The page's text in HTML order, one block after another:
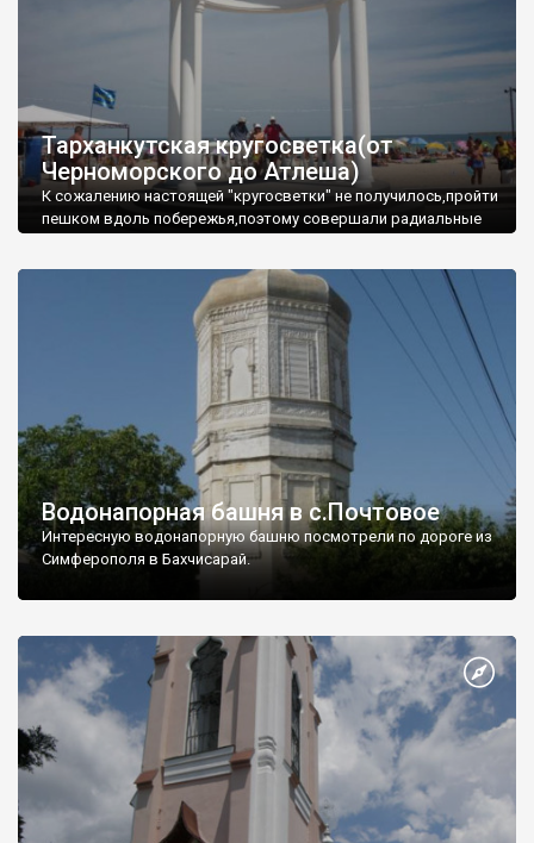
Тарханкутская кругосветка(от
Черноморского до Атлеша)
К сожалению настоящей "кругосветки" не получилось,пройти
пешком вдоль побережья,поэтому совершали радиальные
Водонапорная башня в с.Почтовое
Интересную водонапорную башню посмотрели по дороге из
Симферополя в Бахчисарай.